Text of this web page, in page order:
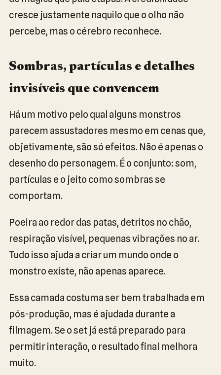
cresce justamente naquilo que o olho não
percebe, mas o cérebro reconhece.
Sombras, partículas e detalhes
invisíveis que convencem
Há um motivo pelo qual alguns monstros
parecem assustadores mesmo em cenas que,
objetivamente, são só efeitos. Não é apenas o
desenho do personagem. É o conjunto: som,
partículas e o jeito como sombras se
comportam.
Poeira ao redor das patas, detritos no chão,
respiração visível, pequenas vibrações no ar.
Tudo isso ajuda a criar um mundo onde o
monstro existe, não apenas aparece.
Essa camada costuma ser bem trabalhada em
pós-produção, mas é ajudada durante a
filmagem. Se o set já está preparado para
permitir interação, o resultado final melhora
muito.